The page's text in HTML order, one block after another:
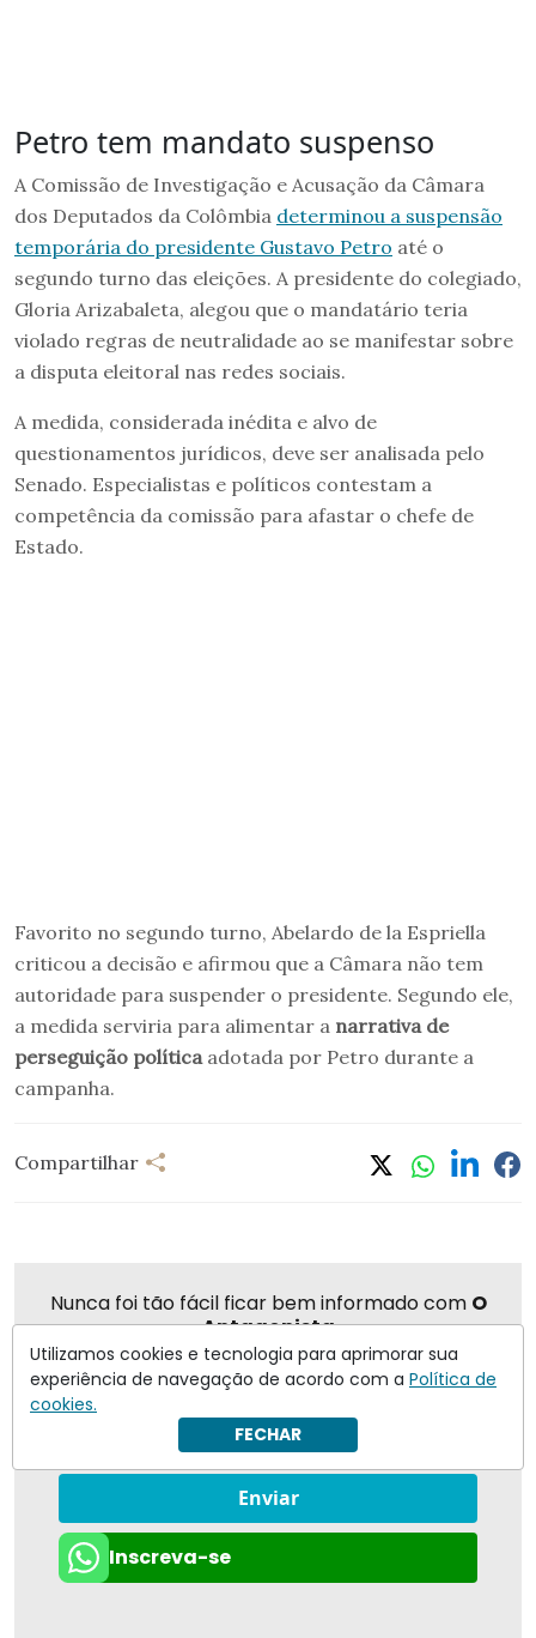
Petro tem mandato suspenso
A Comissão de Investigação e Acusação da Câmara
dos Deputados da Colômbia determinou a suspensão
temporária do presidente Gustavo Petro até o
segundo turno das eleições. A presidente do colegiado,
Gloria Arizabaleta, alegou que o mandatário teria
violado regras de neutralidade ao se manifestar sobre
a disputa eleitoral nas redes sociais.
A medida, considerada inédita e alvo de
questionamentos jurídicos, deve ser analisada pelo
Senado. Especialistas e políticos contestam a
competência da comissão para afastar o chefe de
Estado.
Favorito no segundo turno, Abelardo de la Espriella
criticou a decisão e afirmou que a Câmara não tem
autoridade para suspender o presidente. Segundo ele,
a medida serviria para alimentar a narrativa de
perseguição política adotada por Petro durante a
campanha.
Compartilhar
Nunca foi tão fácil ficar bem informado com O
Antagonista
Eu concordo em receber notificações | Para obter mais
informações reveja nossaPolítica de Privacidade
Enviar
Inscreva-se
Utilizamos cookies e tecnologia para aprimorar sua
experiência de navegação de acordo com a Política de
cookies.
FECHAR